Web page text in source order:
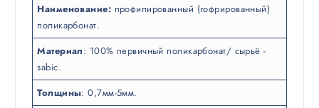
Наименование: профилированный (гофрированный)
поликарбонат.
Материал: 100% первичный поликарбонат/ сырьё -
sabic.
Толщины: 0,7мм-5мм.